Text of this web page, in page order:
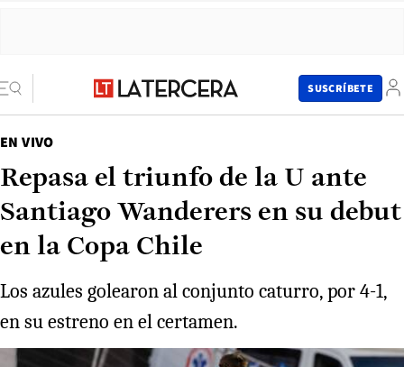
SUSCRÍBETE
EN VIVO
Repasa el triunfo de la U ante
Santiago Wanderers en su debut
en la Copa Chile
Los azules golearon al conjunto caturro, por 4-1,
en su estreno en el certamen.